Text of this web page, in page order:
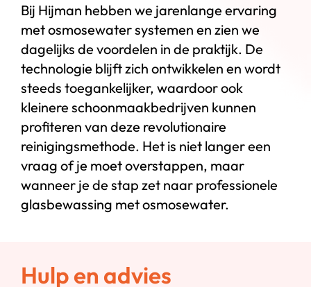
Bij Hijman hebben we jarenlange ervaring
met osmosewater systemen en zien we
dagelijks de voordelen in de praktijk. De
technologie blijft zich ontwikkelen en wordt
steeds toegankelijker, waardoor ook
kleinere schoonmaakbedrijven kunnen
profiteren van deze revolutionaire
reinigingsmethode. Het is niet langer een
vraag of je moet overstappen, maar
wanneer je de stap zet naar professionele
glasbewassing met osmosewater.
Hulp en advies